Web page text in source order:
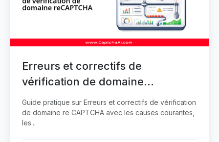
Erreurs et correctifs de
vérification de domaine
reCAPTCHA
Guide pratique sur Erreurs et correctifs de vérification
de domaine re CAPTCHA avec les causes courantes,
les...